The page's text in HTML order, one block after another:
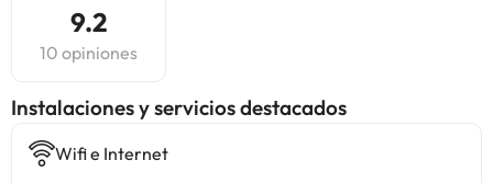
9.2
10 opiniones
Instalaciones y servicios destacados
Wifi e Internet